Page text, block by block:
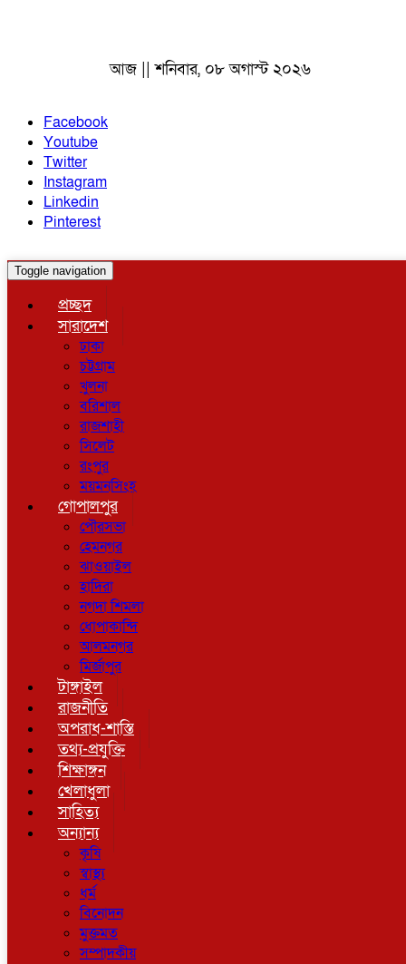
আজ || শনিবার, ০৮ অগাস্ট ২০২৬
Facebook
Youtube
Twitter
Instagram
Linkedin
Pinterest
Toggle navigation
প্রচ্ছদ
সারাদেশ
ঢাকা
চট্টগ্রাম
খুলনা
বরিশাল
রাজশাহী
সিলেট
রংপুর
ময়মনসিংহ
গোপালপুর
পৌরসভা
হেমনগর
ঝাওয়াইল
হাদিরা
নগদা শিমলা
ধোপাকান্দি
আলমনগর
মির্জাপুর
টাঙ্গাইল
রাজনীতি
অপরাধ-শাস্তি
তথ্য-প্রযুক্তি
শিক্ষাঙ্গন
খেলাধুলা
সাহিত্য
অন্যান্য
কৃষি
স্বাস্থ্য
ধর্ম
বিনোদন
মুক্তমত
সম্পাদকীয়